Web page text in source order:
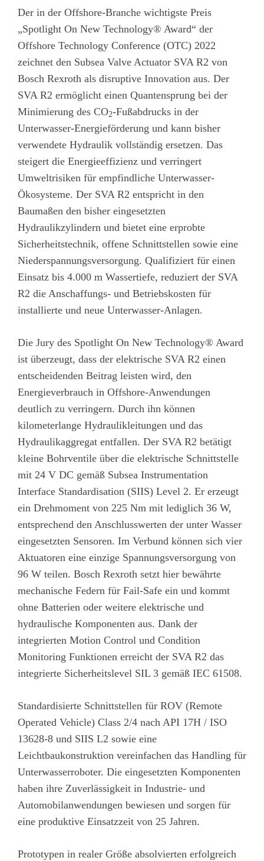
Der in der Offshore-Branche wichtigste Preis
„Spotlight On New Technology® Award“ der
Offshore Technology Conference (OTC) 2022
zeichnet den Subsea Valve Actuator SVA R2 von
Bosch Rexroth als disruptive Innovation aus. Der
SVA R2 ermöglicht einen Quantensprung bei der
Minimierung des CO2-Fußabdrucks in der
Unterwasser-Energieförderung und kann bisher
verwendete Hydraulik vollständig ersetzen. Das
steigert die Energieeffizienz und verringert
Umweltrisiken für empfindliche Unterwasser-
Ökosysteme. Der SVA R2 entspricht in den
Baumaßen den bisher eingesetzten
Hydraulikzylindern und bietet eine erprobte
Sicherheitstechnik, offene Schnittstellen sowie eine
Niederspannungsversorgung. Qualifiziert für einen
Einsatz bis 4.000 m Wassertiefe, reduziert der SVA
R2 die Anschaffungs- und Betriebskosten für
installierte und neue Unterwasser-Anlagen.
Die Jury des Spotlight On New Technology® Award
ist überzeugt, dass der elektrische SVA R2 einen
entscheidenden Beitrag leisten wird, den
Energieverbrauch in Offshore-Anwendungen
deutlich zu verringern. Durch ihn können
kilometerlange Hydraulikleitungen und das
Hydraulikaggregat entfallen. Der SVA R2 betätigt
kleine Bohrventile über die elektrische Schnittstelle
mit 24 V DC gemäß Subsea Instrumentation
Interface Standardisation (SIIS) Level 2. Er erzeugt
ein Drehmoment von 225 Nm mit lediglich 36 W,
entsprechend den Anschlusswerten der unter Wasser
eingesetzten Sensoren. Im Verbund können sich vier
Aktuatoren eine einzige Spannungsversorgung von
96 W teilen. Bosch Rexroth setzt hier bewährte
mechanische Federn für Fail-Safe ein und kommt
ohne Batterien oder weitere elektrische und
hydraulische Komponenten aus. Dank der
integrierten Motion Control und Condition
Monitoring Funktionen erreicht der SVA R2 das
integrierte Sicherheitslevel SIL 3 gemäß IEC 61508.
Standardisierte Schnittstellen für ROV (Remote
Operated Vehicle) Class 2/4 nach API 17H / ISO
13628-8 und SIIS L2 sowie eine
Leichtbaukonstruktion vereinfachen das Handling für
Unterwasserroboter. Die eingesetzten Komponenten
haben ihre Zuverlässigkeit in Industrie- und
Automobilanwendungen bewiesen und sorgen für
eine produktive Einsatzzeit von 25 Jahren.
Prototypen in realer Größe absolvierten erfolgreich